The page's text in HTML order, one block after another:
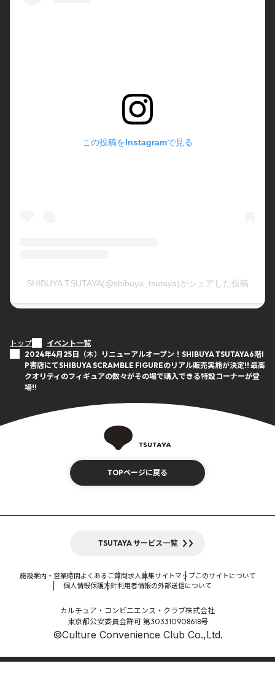
トップ
イベント一覧
2024年4月25日（木）リニューアルオープン！SHIBUYA TSUTAYA6階I
P書店にてSHIBUYA SCRAMBLE FIGUREのリアル販売実施が決定!! 最高
クオリティのフィギュアの数々がその場で購入できる特設コーナーが登
場!!
この投稿をInstagramで見る
SHIBUYA TSUTAYA(@shibuya_tsutaya)がシェアした投稿
TOPページに戻る
TSUTAYA サービス一覧
施設案内・営業時間 よくあるご質問求人募集サイトマップこのサイトについて
個人情報保護方針利用者情報の外部送信について
カルチュア・コンビニエンス・クラブ株式会社
東京都公安委員会許可 第303310908618号
©Culture Convenience Club Co.,Ltd.